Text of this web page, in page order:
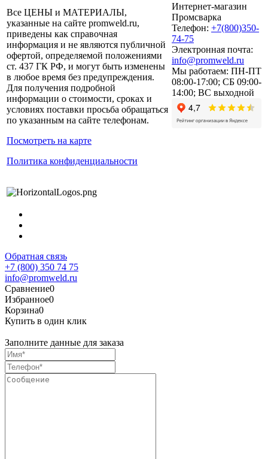
Все ЦЕНЫ и МАТЕРИАЛЫ,
указанные на сайте promweld.ru,
приведены как справочная
информация и не являются публичной
офертой, определяемой положениями
ст. 437 ГК РФ, и могут быть изменены
в любое время без предупреждения.
Для получения подробной
информации о стоимости, сроках и
условиях поставки просьба обращаться
по указанным на сайте телефонам.
Посмотреть на карте
Политика конфиденциальности
Интернет-магазин
Промсварка
Телефон: +7(800)350-
74-75
Электронная почта:
info@promweld.ru
Мы работаем: ПН-ПТ
08:00-17:00; СБ 09:00-
14:00; ВС выходной
Обратная связь
+7 (800) 350 74 75
info@promweld.ru
Сравнение0
Избранное0
Корзина0
Купить в один клик
Заполните данные для заказа